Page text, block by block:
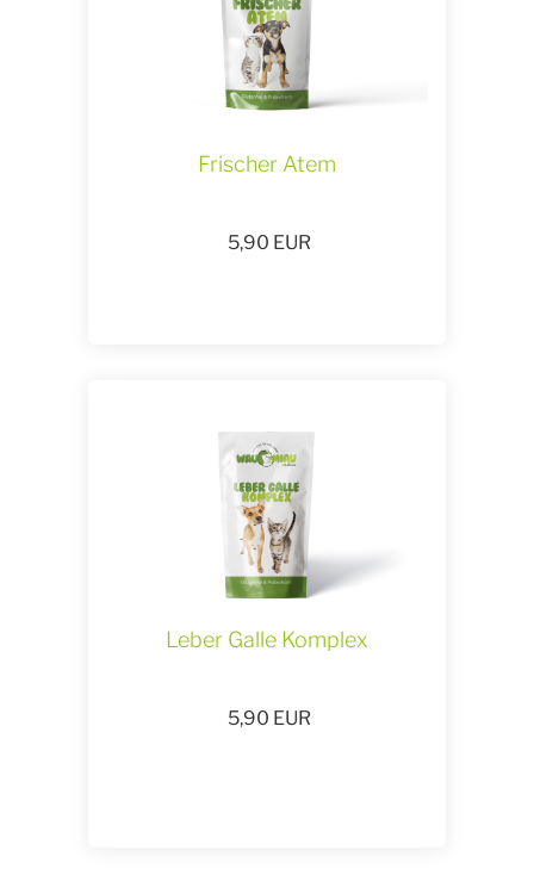
Frischer Atem
5,90 EUR
Leber Galle Komplex
5,90 EUR